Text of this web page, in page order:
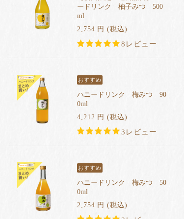
ードリンク 柚子みつ 500
ml
2,754 円 (税込)
8レビュー
おすすめ
ハニードリンク 梅みつ 90
0ml
4,212 円 (税込)
3レビュー
おすすめ
ハニードリンク 梅みつ 50
0ml
2,754 円 (税込)